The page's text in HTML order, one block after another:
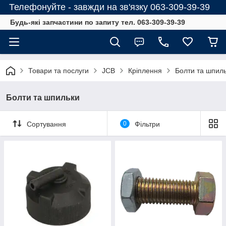
Телефонуйте - завжди на зв'язку 063-309-39-39
Будь-які запчастини по запиту тел. 063-309-39-39
Товари та послуги JCB Кріплення Болти та
Болти та шпильки
Сортування 0 Фільтри